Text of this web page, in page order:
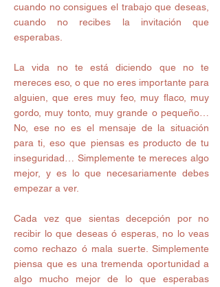
cuando no consigues el trabajo que deseas,
cuando no recibes la invitación que
esperabas.
La vida no te está diciendo que no te
mereces eso, o que no eres importante para
alguien, que eres muy feo, muy flaco, muy
gordo, muy tonto, muy grande o pequeño…
No, ese no es el mensaje de la situación
para ti, eso que piensas es producto de tu
inseguridad… Simplemente te mereces algo
mejor, y es lo que necesariamente debes
empezar a ver.
Cada vez que sientas decepción por no
recibir lo que deseas ó esperas, no lo veas
como rechazo ó mala suerte. Simplemente
piensa que es una tremenda oportunidad a
algo mucho mejor de lo que esperabas